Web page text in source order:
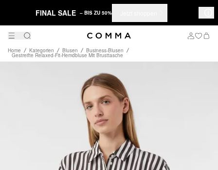
FINAL SALE – BIS ZU 50%
Home Kategorien Blusen Business-Blusen
Gestreifte Relaxed-Fit-Hemdbluse Mit Brusttasche